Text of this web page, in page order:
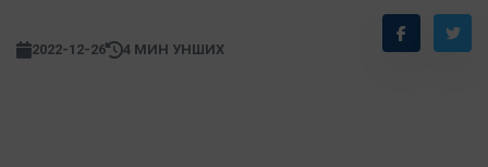
2022-12-26 4 МИН УНШИХ